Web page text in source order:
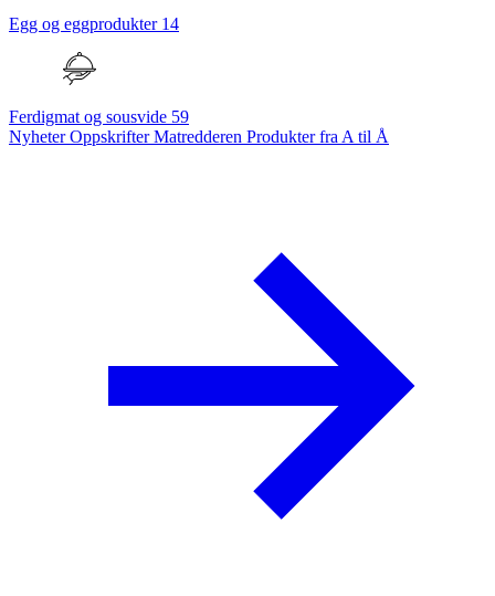
Egg og eggprodukter 14
Ferdigmat og sousvide 59
NyheterOppskrifterMatredderen Produkter fra A til Å